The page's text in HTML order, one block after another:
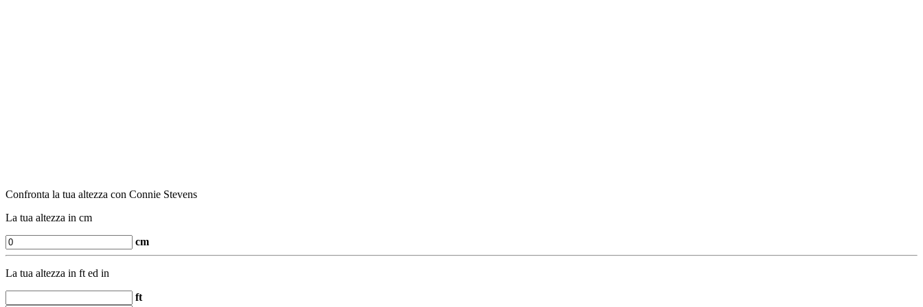
Confronta la tua altezza con Connie Stevens
La tua altezza in cm
cm
La tua altezza in ft ed in
ft